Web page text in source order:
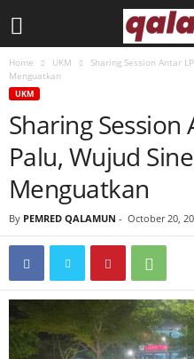
Home UKM
Sharing Session Antar
Menguatkan
UKM
Sharing
Palu, Wujud
Menguatkan
By PEMRED QALAMUN - October 20,